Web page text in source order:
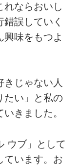
れならおいし
誤していく
興味をもつよ
きじゃない人
たい」と私の
きました。
ウブ」として
ています。お